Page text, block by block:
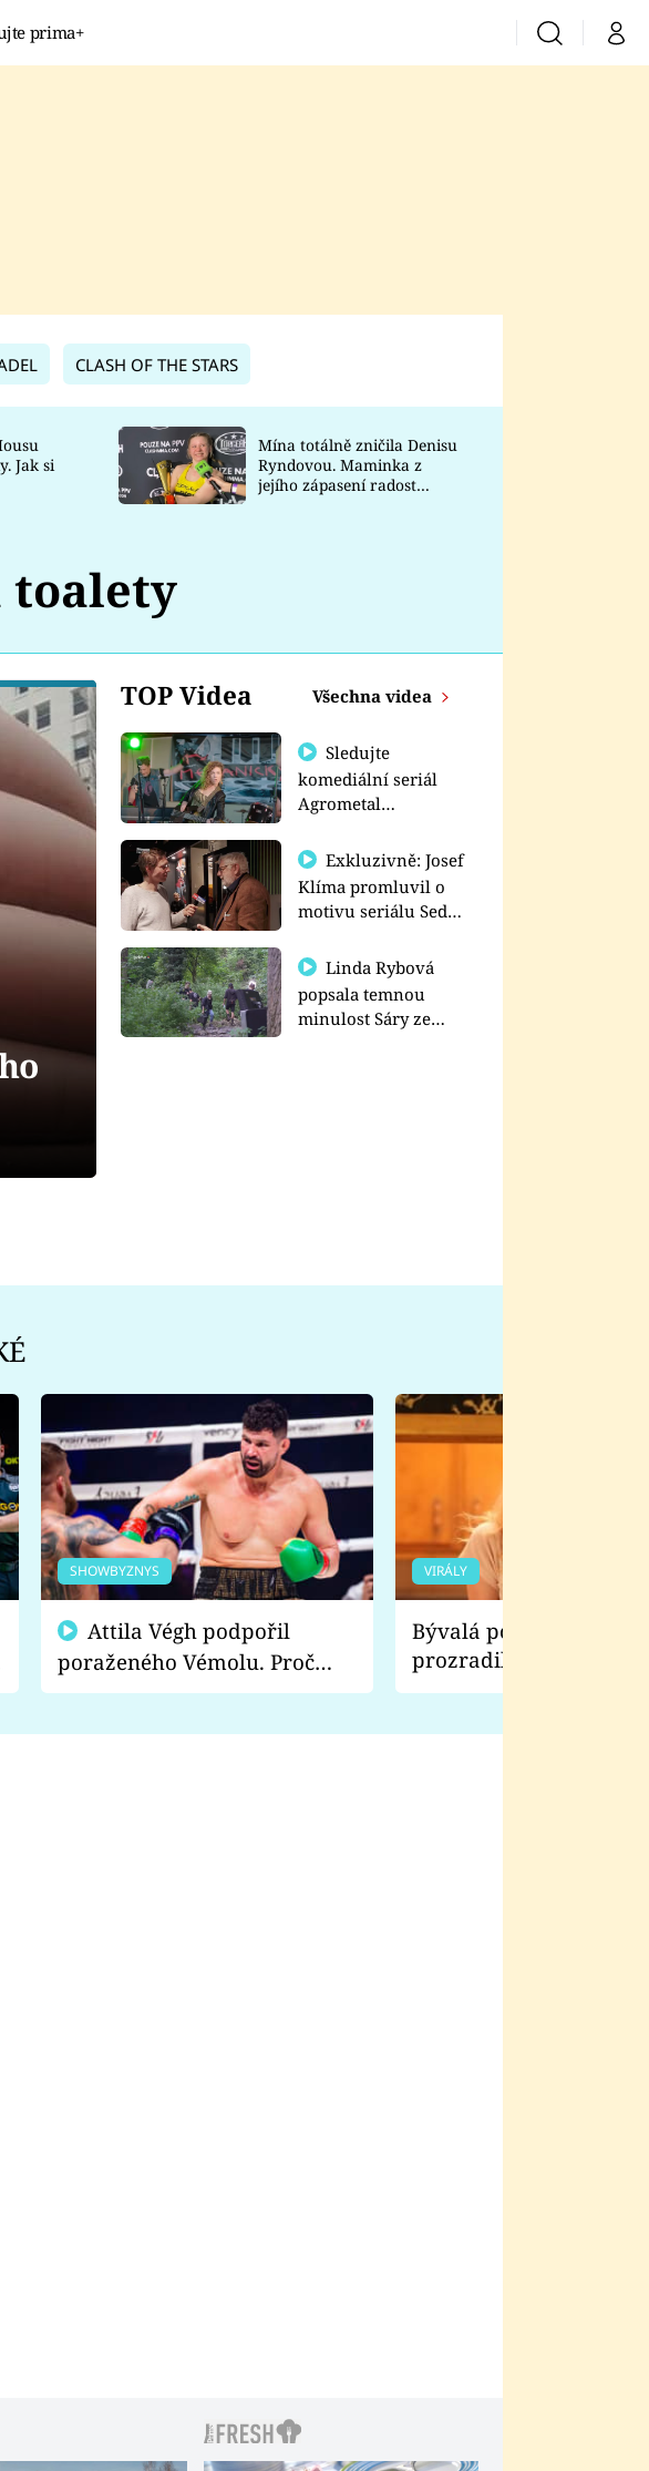
prima+ VyhledáváníMůj
Prima Lajk
Sledujte nás
CLASH OF THE STARS
Jak si
Mína totálně zničila Denisu
Ryndovou. Maminka z
jejího zápasení radost
toalety
TOP Videa Všechna videa
Sledujte
komediální seriál
Agrometal
prima+
Exkluzivně: Josef
Klíma promluvil o
motivu seriálu Sedm
Linda Rybová
popsala temnou
minulost Sáry ze
SHOWBYZNYS
poraženého Vémolu. Proč
chce raději zápasit s ním než
VIRÁLY
Bývalá pornoherečka
prozradila, co ji
natáčení Euforie.